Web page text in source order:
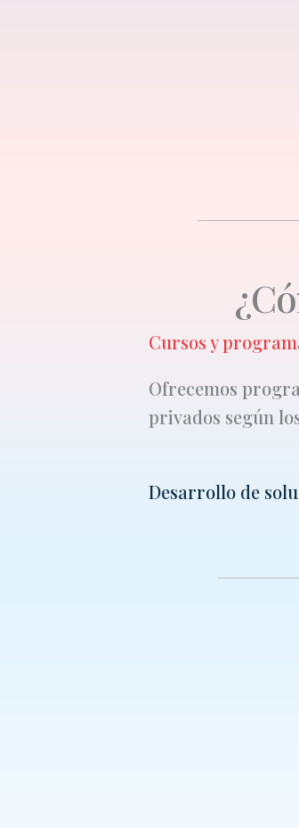
Cursos y
Ofrecemos
privados según
Desarrollo de